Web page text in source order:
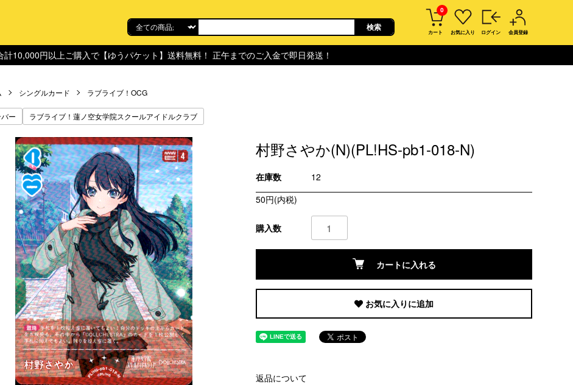
0
カート お気に入り ログイン 会員登録
計10,000円以上ご購入で【ゆうパケット】送料無料！ 正午までのご入金で即日発送！
シングルカード ラブライブ！OCG
バー ラブライブ！蓮ノ空女学院スクールアイドルクラブ
村野さやか(N)(PL!HS-pb1-018-N)
在庫数
12
50円(内税)
購入数
カートに入れる
お気に入りに追加
返品について